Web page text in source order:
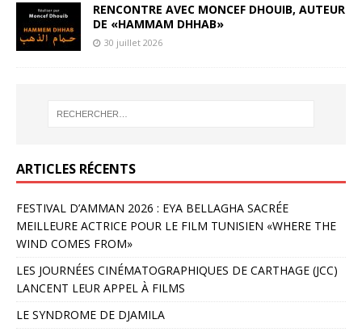
RENCONTRE AVEC MONCEF DHOUIB, AUTEUR
DE «HAMMAM DHHAB»
30 juillet 2026
ARTICLES RÉCENTS
FESTIVAL D’AMMAN 2026 : EYA BELLAGHA SACRÉE
MEILLEURE ACTRICE POUR LE FILM TUNISIEN «WHERE THE
WIND COMES FROM»
LES JOURNÉES CINÉMATOGRAPHIQUES DE CARTHAGE (JCC)
LANCENT LEUR APPEL À FILMS
LE SYNDROME DE DJAMILA